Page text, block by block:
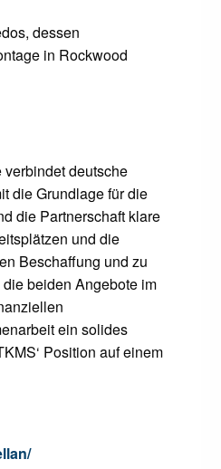
dessen
in Rockwood
deutsche
die Grundlage für die
die Partnerschaft klare
und die
Beschaffung und zu
beiden Angebote im
ein solides
Position auf einem